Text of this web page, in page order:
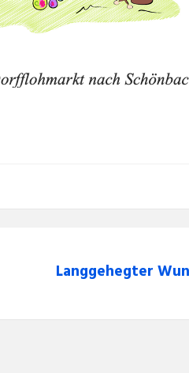
Langgehegter